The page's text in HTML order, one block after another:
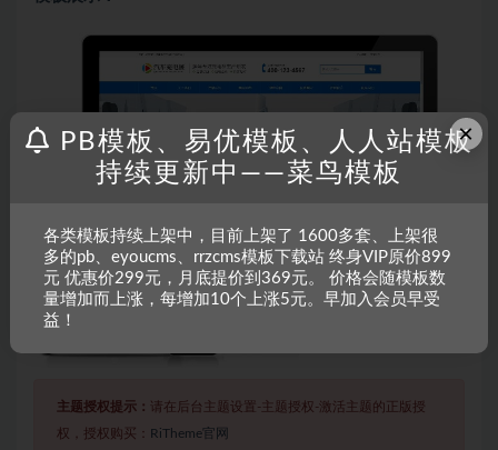
主题授权提示： 请在后台主题设置-主题授权-激活主题的正版授
权，授权购买： RiTheme官网
×
PB模板、易优模板、人人站模板
持续更新中——菜鸟模板
各类模板持续上架中，目前上架了 1600多套、上架很
多的pb、eyoucms、rrzcms模板下载站 终身VIP原价899
元 优惠价299元，月底提价到369元。 价格会随模板数
量增加而上涨，每增加10个上涨5元。早加入会员早受
益！